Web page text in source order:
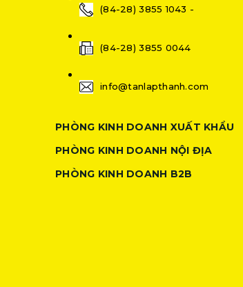
(84-28) 3855 1043 -
(84-28) 3855 0044
info@tanlapthanh.com
PHÒNG KINH DOANH XUẤT KHẨU
PHÒNG KINH DOANH NỘI ĐỊA
PHÒNG KINH DOANH B2B